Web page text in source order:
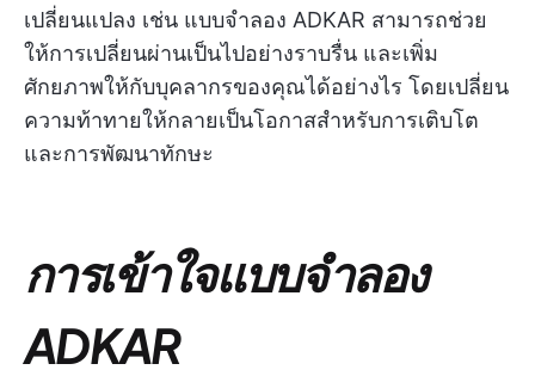
เปลี่ยนแปลง เช่น แบบจำลอง ADKAR สามารถช่วย
ให้การเปลี่ยนผ่านเป็นไปอย่างราบรื่น และเพิ่ม
ศักยภาพให้กับบุคลากรของคุณได้อย่างไร โดยเปลี่ยน
ความท้าทายให้กลายเป็นโอกาสสำหรับการเติบโต
และการพัฒนาทักษะ
การเข้าใจแบบจำลอง
ADKAR